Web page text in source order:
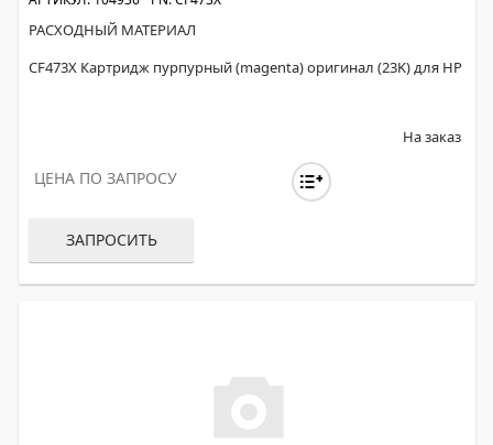
РАСХОДНЫЙ МАТЕРИАЛ
CF473X Картридж пурпурный (magenta) оригинал (23K) для HP
На заказ
ЦЕНА ПО ЗАПРОСУ
ЗАПРОСИТЬ